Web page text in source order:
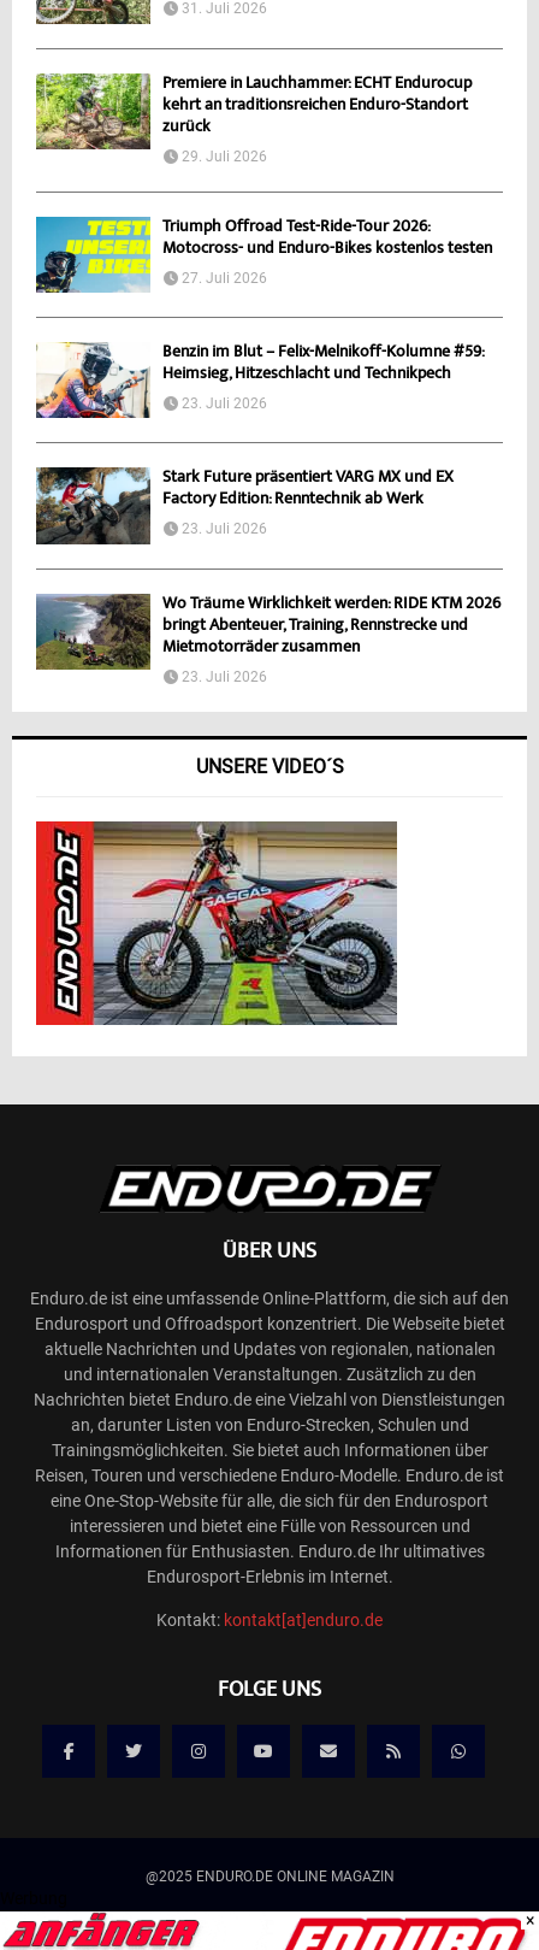
31. Juli 2026
Premiere in Lauchhammer: ECHT Endurocup
kehrt an traditionsreichen Enduro-Standort
zurück
29. Juli 2026
Triumph Offroad Test-Ride-Tour 2026:
Motocross- und Enduro-Bikes kostenlos testen
27. Juli 2026
Benzin im Blut – Felix-Melnikoff-Kolumne #59:
Heimsieg, Hitzeschlacht und Technikpech
23. Juli 2026
Stark Future präsentiert VARG MX und EX
Factory Edition: Renntechnik ab Werk
23. Juli 2026
Wo Träume Wirklichkeit werden: RIDE KTM 2026
bringt Abenteuer, Training, Rennstrecke und
Mietmotorräder zusammen
23. Juli 2026
UNSERE VIDEO´S
ÜBER UNS
Enduro.de ist eine umfassende Online-Plattform, die sich auf den
Endurosport und Offroadsport konzentriert. Die Webseite bietet
aktuelle Nachrichten und Updates von regionalen, nationalen
und internationalen Veranstaltungen. Zusätzlich zu den
Nachrichten bietet Enduro.de eine Vielzahl von Dienstleistungen
an, darunter Listen von Enduro-Strecken, Schulen und
Trainingsmöglichkeiten. Sie bietet auch Informationen über
Reisen, Touren und verschiedene Enduro-Modelle. Enduro.de ist
eine One-Stop-Website für alle, die sich für den Endurosport
interessieren und bietet eine Fülle von Ressourcen und
Informationen für Enthusiasten. Enduro.de Ihr ultimatives
Endurosport-Erlebnis im Internet.
Kontakt: kontakt[at]enduro.de
FOLGE UNS
@2025 ENDURO.DE ONLINE MAGAZIN
Kontakt
Mediadaten/Werbung
×